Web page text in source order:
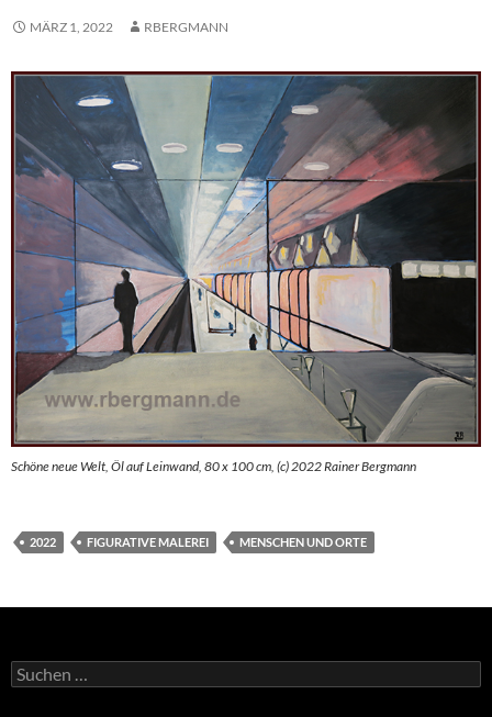
MÄRZ 1, 2022 RBERGMANN
Schöne neue Welt, Öl auf Leinwand, 80 x 100 cm, (c) 2022 Rainer Bergmann
2022 FIGURATIVE MALEREI MENSCHEN UND ORTE
Suchen
nach: